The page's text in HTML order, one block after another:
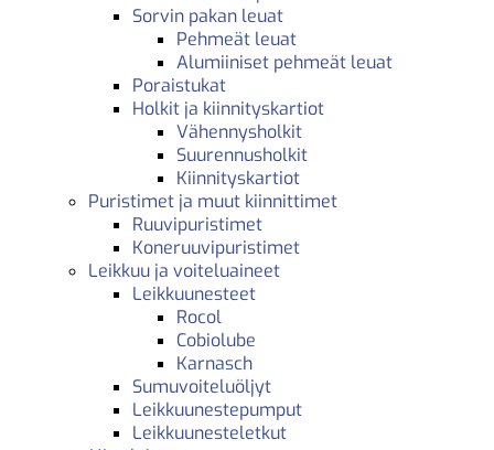
Sorvin pakan leuat
Pehmeät leuat
Alumiiniset pehmeät leuat
Poraistukat
Holkit ja kiinnityskartiot
Vähennysholkit
Suurennusholkit
Kiinnityskartiot
Puristimet ja muut kiinnittimet
Ruuvipuristimet
Koneruuvipuristimet
Leikkuu ja voiteluaineet
Leikkuunesteet
Rocol
Cobiolube
Karnasch
Sumuvoiteluöljyt
Leikkuunestepumput
Leikkuunesteletkut